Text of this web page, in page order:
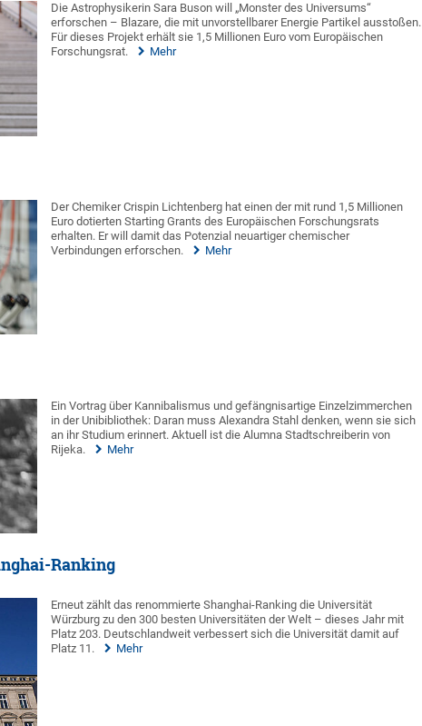
Die Astrophysikerin Sara Buson will „Monster des Universums“
erforschen – Blazare, die mit unvorstellbarer Energie Partikel ausstoßen.
Für dieses Projekt erhält sie 1,5 Millionen Euro vom Europäischen
Forschungsrat.
Mehr
Der Chemiker Crispin Lichtenberg hat einen der mit rund 1,5 Millionen
Euro dotierten Starting Grants des Europäischen Forschungsrats
erhalten. Er will damit das Potenzial neuartiger chemischer
Verbindungen erforschen.
Mehr
Ein Vortrag über Kannibalismus und gefängnisartige Einzelzimmerchen
in der Unibibliothek: Daran muss Alexandra Stahl denken, wenn sie sich
an ihr Studium erinnert. Aktuell ist die Alumna Stadtschreiberin von
Rijeka.
Mehr
Ranking
Erneut zählt das renommierte Shanghai-Ranking die Universität
Würzburg zu den 300 besten Universitäten der Welt – dieses Jahr mit
Platz 203. Deutschlandweit verbessert sich die Universität damit auf
Platz 11.
Mehr